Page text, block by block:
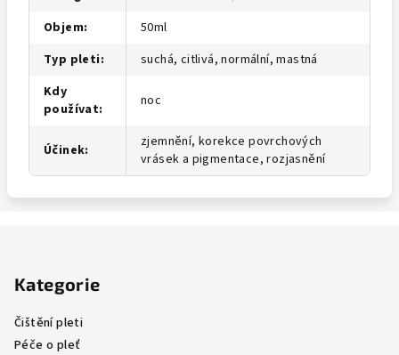
Objem:
50ml
Typ pleti:
suchá, citlivá, normální, mastná
Kdy
používat: noc
Účinek:
zjemnění, korekce povrchových
vrásek a pigmentace, rozjasnění
Kategorie
Čištění pleti
Péče o pleť